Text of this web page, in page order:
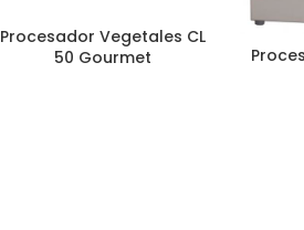
Procesador Vegetales CL
50 Gourmet